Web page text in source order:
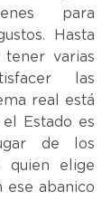
para
Hasta
varias
las
real está
Estado es
de los
quien elige
ese abanico